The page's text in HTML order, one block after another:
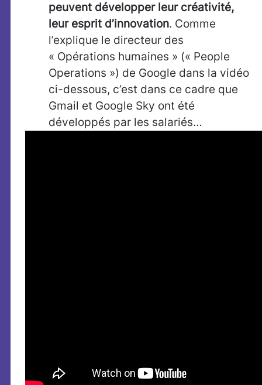
peuvent développer leur créativité,
leur esprit d’innovation. Comme
l’explique le directeur des
« Opérations humaines » (« People
Operations ») de Google dans la vidéo
ci-dessous, c’est dans ce cadre que
Gmail et Google Sky ont été
développés par les salariés…